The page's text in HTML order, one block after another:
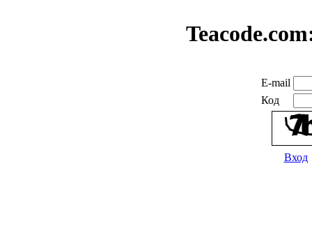
E-mail
Код
Вход